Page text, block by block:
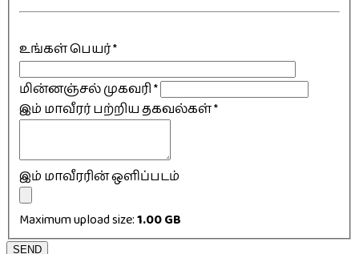
உங்கள் பெயர்*
மின்னஞ்சல் முகவரி*
இம் மாவீரர் பற்றிய தகவல்கள்*
இம் மாவீரரின் ஒளிப்படம்
Maximum upload size:1.00 GB
SEND